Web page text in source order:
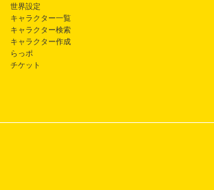
世界設定
キャラクター一覧
キャラクター検索
キャラクター作成
らっポ
チケット